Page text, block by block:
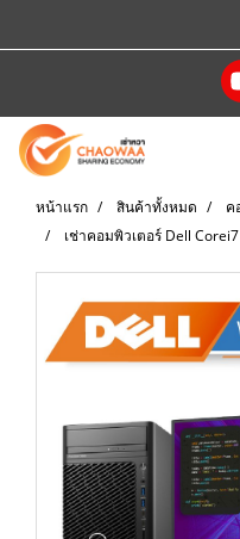
หน้าแรก สินค้าทั้งหมด
ค
เช่าคอมพิวเตอร์ Dell Corei7